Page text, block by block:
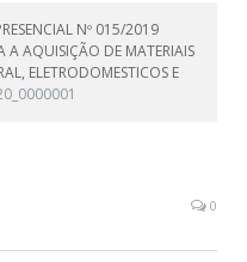
Nº 015/2019
A AQUISIÇÃO DE MATERIAIS
ELETRODOMESTICOS E
0